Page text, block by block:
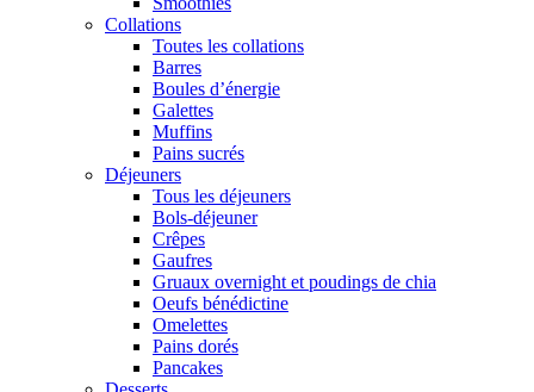
Collations
Toutes les collations
Barres
Boules d’énergie
Galettes
Muffins
Pains sucrés
Déjeuners
Tous les déjeuners
Bols-déjeuner
Crêpes
Gaufres
Gruaux overnight et poudings de chia
Oeufs bénédictine
Omelettes
Pains dorés
Pancakes